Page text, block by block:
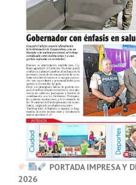
PORTADA IMPRESA Y
2026